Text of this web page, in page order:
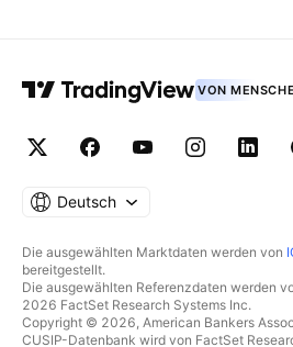
VON
Deutsch
Die ausgewählten Marktdaten werden von
bereitgestellt.
Die ausgewählten Referenzdaten werden
2026 FactSet Research Systems Inc.
Copyright © 2026, American Bankers
CUSIP-Datenbank wird von FactSet